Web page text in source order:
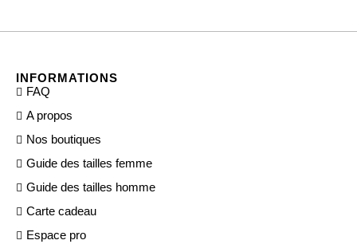
INFORMATIONS
FAQ
A propos
Nos boutiques
Guide des tailles femme
Guide des tailles homme
Carte cadeau
Espace pro